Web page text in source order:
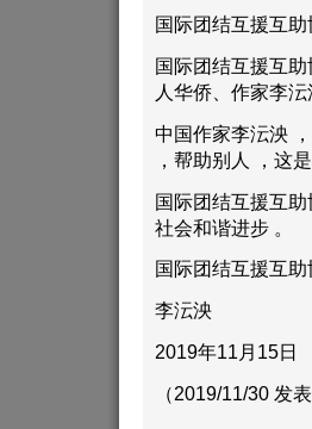
国际团结互援互
国际团结互援互
人华侨、作家李沄
中国作家李沄泱
，帮助别人 ，这
国际团结互援互
社会和谐进步 。
国际团结互援互
李沄泱
2019年11月15日
（2019/11/30 发表